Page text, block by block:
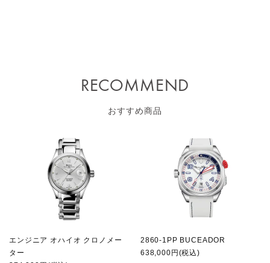
RECOMMEND
おすすめ商品
エンジニア オハイオ クロノメー
ター
2860-1PP BUCEADOR
638,000円(税込)